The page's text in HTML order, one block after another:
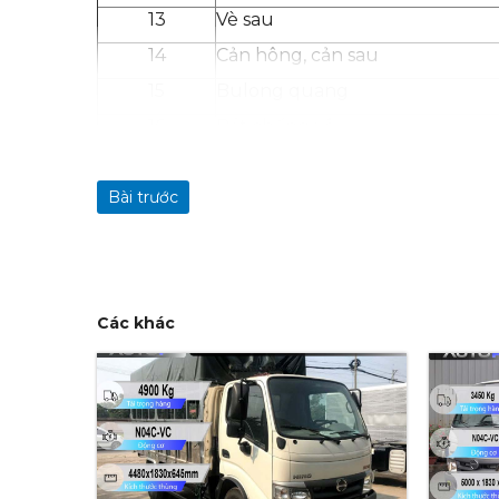
13
Vè sau
14
Cản hông, cản sau
18
Bài trước
Các khác